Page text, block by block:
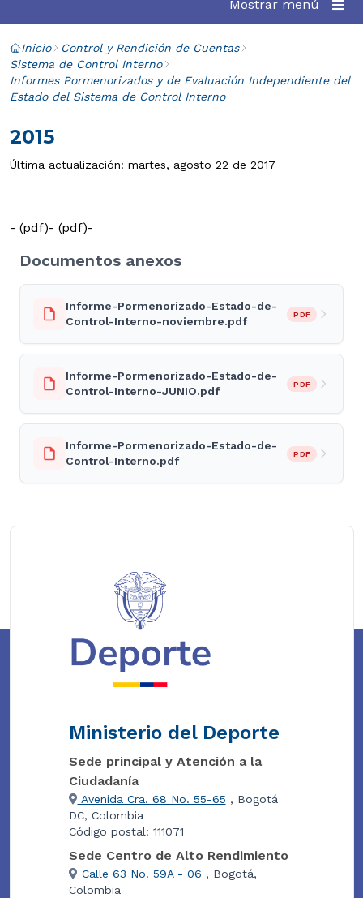
Mostrar menú
Inicio
Control y Rendición de Cuentas
Sistema de Control Interno
Informes Pormenorizados y de Evaluación Independiente del
Estado del Sistema de Control Interno
2015
Última actualización: martes, agosto 22 de 2017
- (pdf)- (pdf)-
Documentos anexos
Informe-Pormenorizado-Estado-de-
Control-Interno-noviembre.pdf
PDF
Informe-Pormenorizado-Estado-de-
Control-Interno-JUNIO.pdf
PDF
Informe-Pormenorizado-Estado-de-
Control-Interno.pdf
PDF
Ministerio del Deporte
Sede principal y Atención a la
Ciudadanía
Avenida Cra. 68 No. 55-65 , Bogotá
DC, Colombia
Código postal: 111071
Sede Centro de Alto Rendimiento
Calle 63 No. 59A - 06 , Bogotá,
Colombia